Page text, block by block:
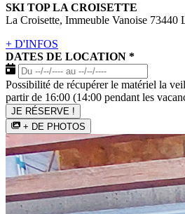
SKI TOP LA CROISETTE
La Croisette, Immeuble Vanoise
+ D'INFOS
DATES DE LOCATION *
Possibilité de récupérer le matériel la
partir de 16:00 (14:00 pendant les
JE RÉSERVE !
+ DE PHOTOS